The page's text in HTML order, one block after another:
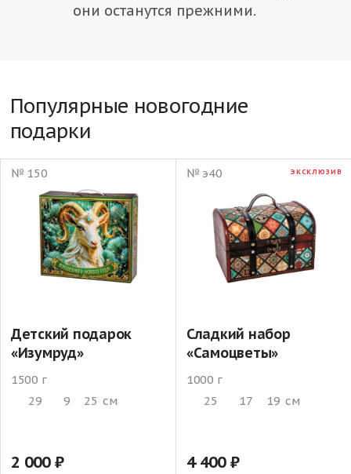
они останутся прежними.
Популярные новогодние
подарки
№ 150
Детский подарок
«Изумруд»
1500 г
29
9 25 см
2 000
№ э40 ЭКСКЛЮЗИВ
Сладкий набор
«Самоцветы»
1000 г
25
17 19 см
4 400